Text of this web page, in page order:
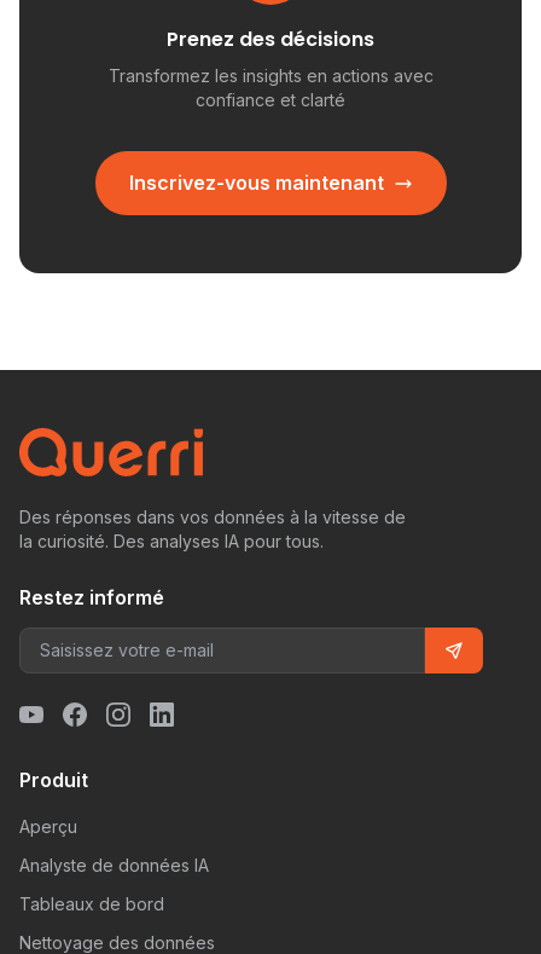
Prenez des décisions
Transformez les insights en actions avec
confiance et clarté
Inscrivez-vous maintenant
Des réponses dans vos données à la vitesse de
la curiosité. Des analyses IA pour tous.
Restez informé
Produit
Aperçu
Analyste de données IA
Tableaux de bord
Nettoyage des données